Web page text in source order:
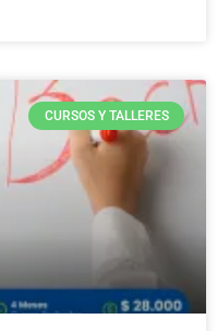
CURSOS Y TALLERES